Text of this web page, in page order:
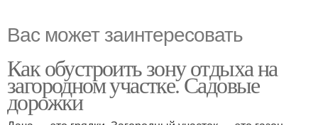
Вас может заинтересовать
Как обустроить зону отдыха на
загородном участке. Садовые
дорожки